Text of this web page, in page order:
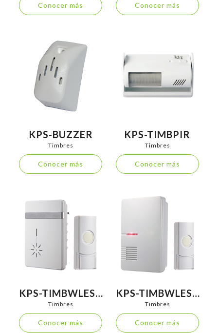
Conocer más Conocer más
KPS-BUZZER
Timbres
Conocer más
KPS-TIMBPIR
Timbres
Conocer más
KPS-TIMBWLESS
150 ENCHUFABLE
Timbres
Conocer más
KPS-TIMBWLESS
200
Timbres
Conocer más